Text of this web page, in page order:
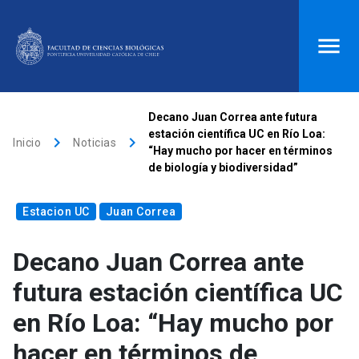
Biblioteca launch Donaciones launch
launch
search
Inicio
Quiénes somos
Inicio keyboard_arrow_right Noticias keyboard_arrow_right
Decano Juan Correa ante futura
estación científica UC en Río Loa:
“Hay mucho por hacer en términos
de biología y biodiversidad”
Estacion UC Juan Correa
Decano Juan Correa ante
futura estación científica UC
en Río Loa: “Hay mucho por